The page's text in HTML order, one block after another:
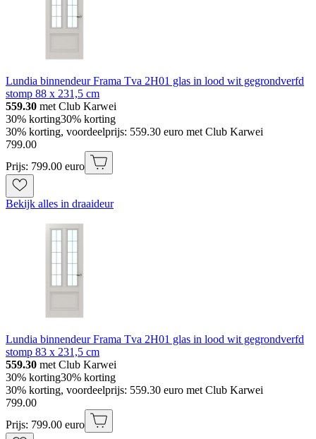
Lundia binnendeur Frama Tva 2H01 glas in lood wit gegrondverfd
stomp 88 x 231,5 cm
559.30 met Club Karwei
30% korting30% korting
30% korting, voordeelprijs: 559.30 euro met Club Karwei
799.00
Prijs: 799.00 euro
Bekijk alles in draaideur
Lundia binnendeur Frama Tva 2H01 glas in lood wit gegrondverfd
stomp 83 x 231,5 cm
559.30 met Club Karwei
30% korting30% korting
30% korting, voordeelprijs: 559.30 euro met Club Karwei
799.00
Prijs: 799.00 euro